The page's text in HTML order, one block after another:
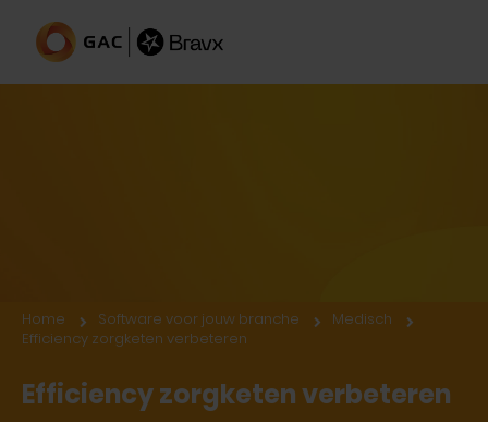
Home Software voor jouw branche
Medisch
Efficiency zorgketen verbeteren
Efficiency zorgketen verbeteren